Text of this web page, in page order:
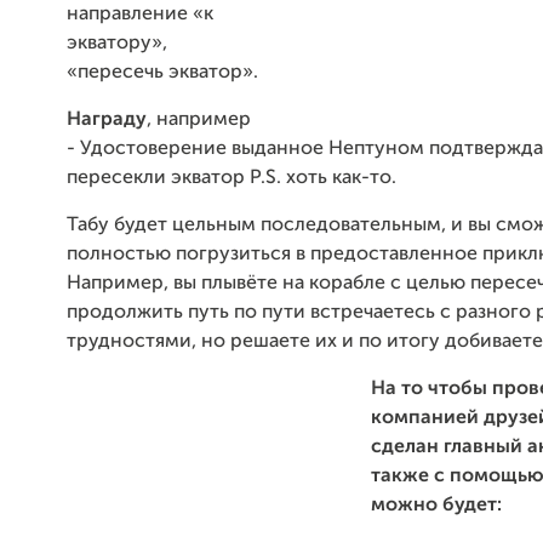
направление «к
экватору»,
«пересечь экватор».
Награду, например
- Удостоверение выданное Нептуном
пересекли экватор P.S. хоть как-то.
Табу будет цельным последовательным, и вы
полностью погрузиться в предоставленное
Например, вы плывёте на корабле с целью
продолжить путь по пути встречаетесь с разного
трудностями, но решаете их и по итогу
На то чтобы
компанией
сделан главный
также с
можно будет: